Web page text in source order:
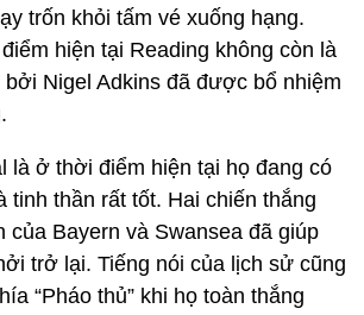
trốn khỏi tấm vé xuống hạng.
hiện tại Reading không còn là
bởi Nigel Adkins đã được bổ nhiệm
là ở thời điểm hiện tại họ đang có
tinh thần rất tốt. Hai chiến thắng
của Bayern và Swansea đã giúp
trở lại. Tiếng nói của lịch sử cũng
“Pháo thủ” khi họ toàn thắng